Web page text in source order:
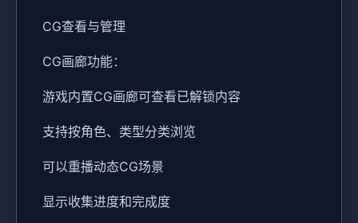
CG查看与管理
CG画廊功能：
游戏内置CG画廊可查看已解锁内容
支持按角色、类型分类浏览
可以重播动态CG场景
显示收集进度和完成度